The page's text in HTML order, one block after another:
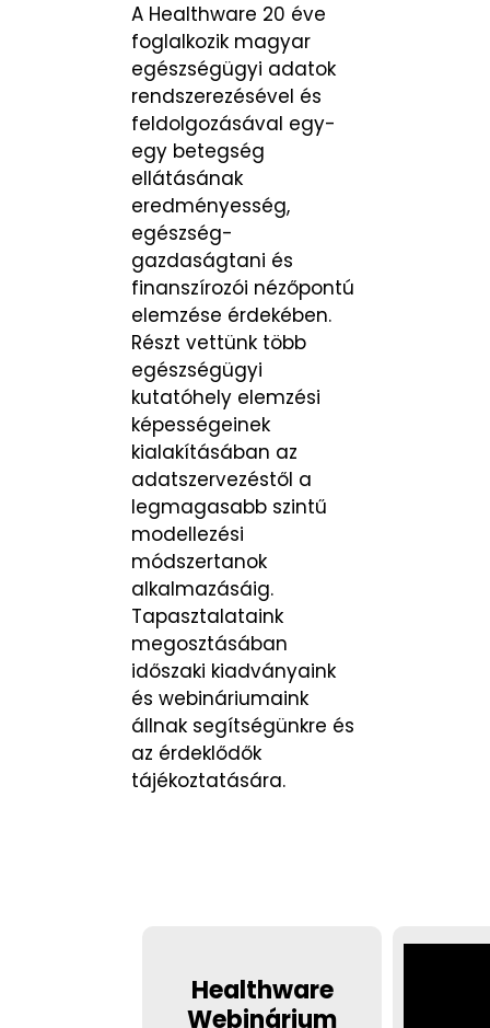
A Healthware 20 éve
foglalkozik magyar
egészségügyi adatok
rendszerezésével és
feldolgozásával egy-
egy betegség
ellátásának
eredményesség,
egészség-
gazdaságtani és
finanszírozói nézőpontú
elemzése érdekében.
Részt vettünk több
egészségügyi
kutatóhely elemzési
képességeinek
kialakításában az
adatszervezéstől a
legmagasabb szintű
modellezési
módszertanok
alkalmazásáig.
Tapasztalataink
megosztásában
időszaki kiadványaink
és webináriumaink
állnak segítségünkre és
az érdeklődők
tájékoztatására.
Healthware
Webinárium